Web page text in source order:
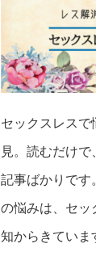
セックスレスで
見。読むだけで
記事ばかりです
の悩みは、セッ
知からきていま